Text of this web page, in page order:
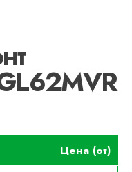
Цена (от)